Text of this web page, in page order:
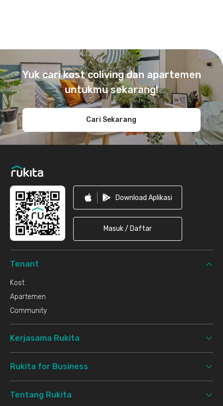
Yuk cari kost coliving dan apartemen
untukmu sekarang!
Cari Sekarang
Download Aplikasi
Masuk / Daftar
Tenant
Kost
Apartemen
Community
Kerjasama Rukita
Rukita for Business
Tentang Rukita